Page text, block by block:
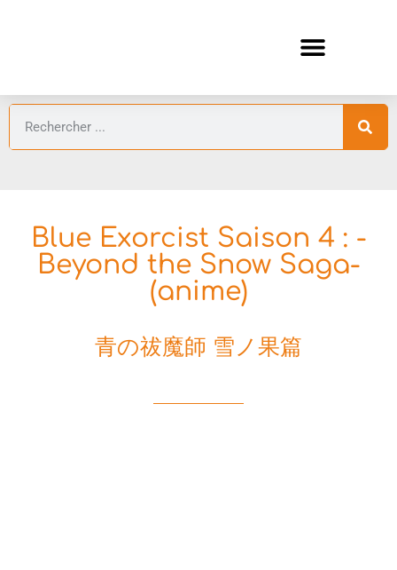
Blue Exorcist Saison 4 : -
Beyond the Snow Saga-
(anime)
青の祓魔師 雪ノ果篇